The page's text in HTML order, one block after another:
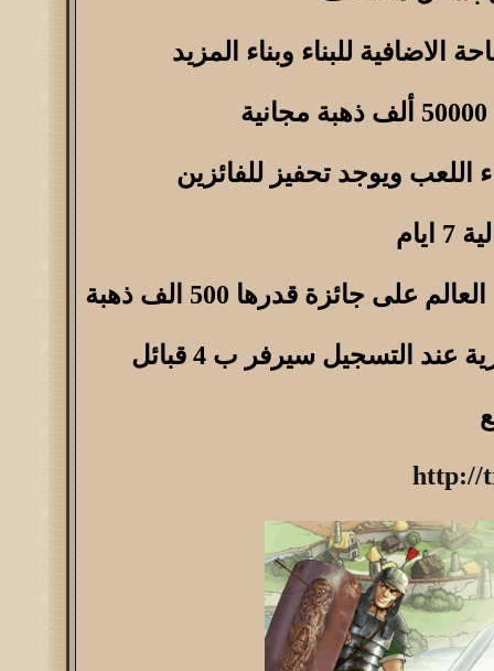
للبناء وبناء المزيد
ويوجد تحفيز للفائزين
جائزة قدرها 500 الف ذهبة
عند التسجيل سيرفر ب 4 قبائل
http://